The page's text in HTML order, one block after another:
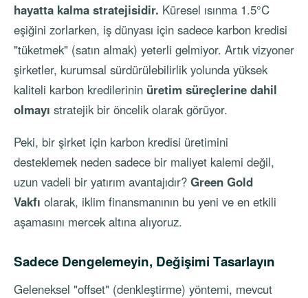
hayatta kalma stratejisidir. Küresel ısınma 1.5°C
eşiğini zorlarken, iş dünyası için sadece karbon kredisi
"tüketmek" (satın almak) yeterli gelmiyor. Artık vizyoner
şirketler, kurumsal sürdürülebilirlik yolunda yüksek
kaliteli karbon kredilerinin üretim süreçlerine dahil
olmayı stratejik bir öncelik olarak görüyor.
Peki, bir şirket için karbon kredisi üretimini
desteklemek neden sadece bir maliyet kalemi değil,
uzun vadeli bir yatırım avantajıdır? Green Gold
Vakfı olarak, iklim finansmanının bu yeni ve en etkili
aşamasını mercek altına alıyoruz.
Sadece Dengelemeyin, Değişimi Tasarlayın
Geleneksel "offset" (denkleştirme) yöntemi, mevcut